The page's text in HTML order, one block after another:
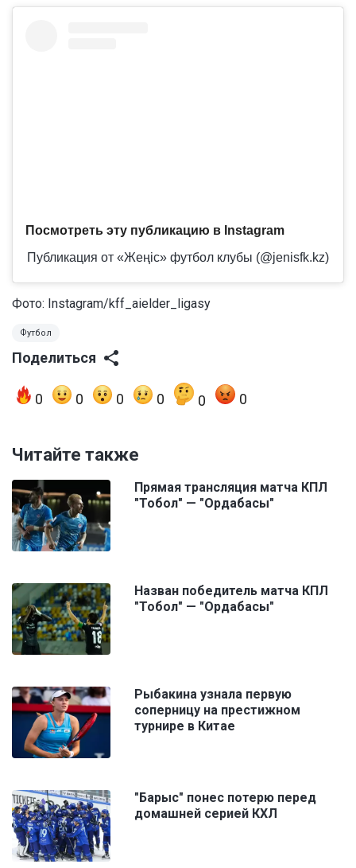
Посмотреть эту публикацию в Instagram
Публикация от «Жеңіс» футбол клубы (@jenisfk.kz)
Фото: Instagram/kff_aielder_ligasy
Футбол
Поделиться
0 0 0 0 0 0
Читайте также
Прямая трансляция матча КПЛ
"Тобол" — "Ордабасы"
Назван победитель матча КПЛ
"Тобол" — "Ордабасы"
Рыбакина узнала первую
соперницу на престижном
турнире в Китае
"Барыс" понес потерю перед
домашней серией КХЛ